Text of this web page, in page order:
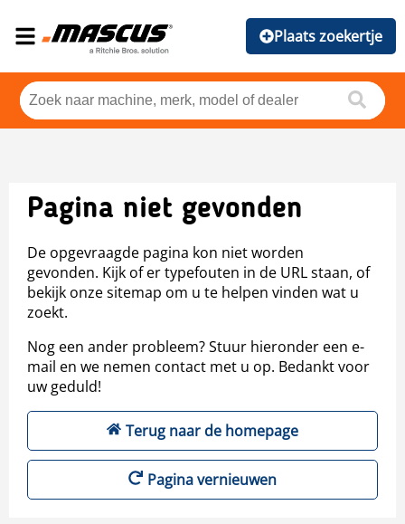
Plaats zoekertje
Pagina niet gevonden
De opgevraagde pagina kon niet worden
gevonden. Kijk of er typefouten in de URL staan, of
bekijk onze sitemap om u te helpen vinden wat u
zoekt.
Nog een ander probleem? Stuur hieronder een e-
mail en we nemen contact met u op. Bedankt voor
uw geduld!
Terug naar de homepage
Pagina vernieuwen